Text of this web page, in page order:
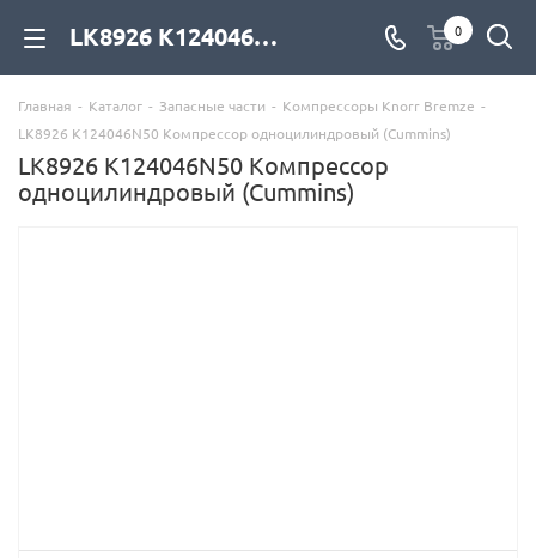
LK8926 K124046N50 Компрессор одноцилиндровый (Cummins) для дизельных двигателей купить со склада с доставкой по цене официального дилера - компания Дизель Экспорт 0
Главная - Каталог - Запасные части - Компрессоры Knorr Bremze -
LK8926 K124046N50 Компрессор одноцилиндровый (Cummins)
LK8926 K124046N50 Компрессор
одноцилиндровый (Cummins)